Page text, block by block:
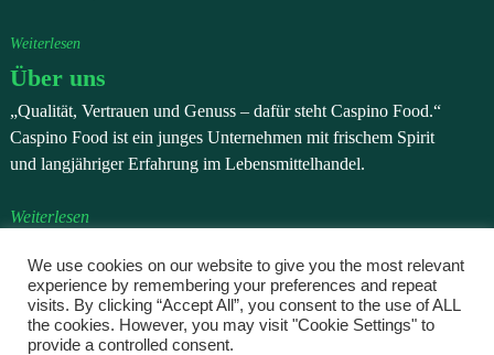
Weiterlesen
Über uns
„Qualität, Vertrauen und Genuss – dafür steht Caspino Food.“
Caspino Food ist ein junges Unternehmen mit frischem Spirit
und langjähriger Erfahrung im Lebensmittelhandel.
Weiterlesen
Datenschutzerklärung
Wir verarbeiten personenbezogene Daten, die Sie uns im
Rahmen einer Bestellung, einer Registrierung oder bei einer
Kontaktaufnahme freiwillig mitteilen.
We use cookies on our website to give you the most relevant
experience by remembering your preferences and repeat
visits. By clicking “Accept All”, you consent to the use of ALL
the cookies. However, you may visit "Cookie Settings" to
provide a controlled consent.